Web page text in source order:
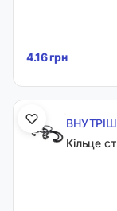
4.16 грн
Кільце